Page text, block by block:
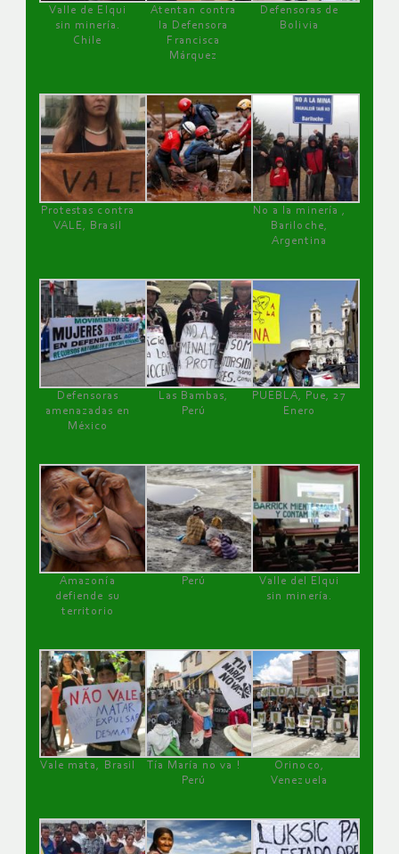
Valle de Elqui
sin minería.
Chile
Atentan contra
la Defensora
Francisca
Márquez
Defensoras de
Bolivia
Protestas contra
VALE, Brasil
No a la minería ,
Bariloche,
Argentina
Defensoras
amenazadas en
México
Las Bambas,
Perú
PUEBLA, Pue, 27
Enero
Amazonía
defiende su
territorio
Perú
Valle del Elqui
sin minería.
Vale mata, Brasil
Tía María no va !
Perú
Orinoco,
Venezuela